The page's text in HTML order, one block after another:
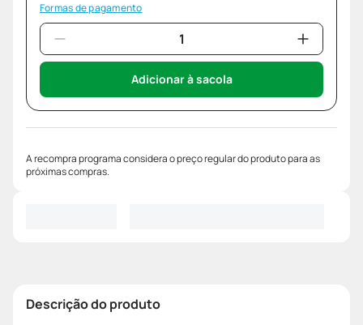
Formas de pagamento
Adicionar à sacola
A recompra programa considera o preço regular do produto para as
próximas compras.
Descrição do produto